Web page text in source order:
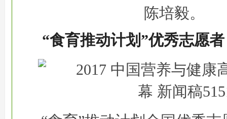
陈培毅。
“食育推动计划”优秀志愿者